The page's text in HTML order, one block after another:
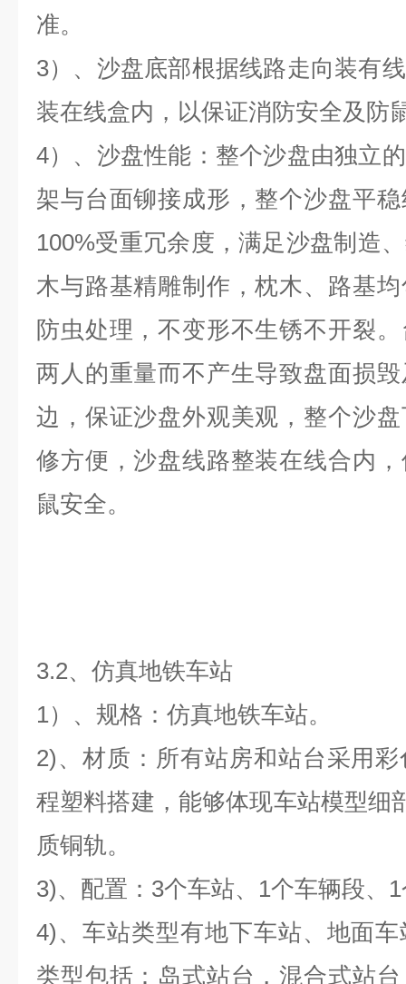
准。
3） 、沙盘底部根据线路走向装有
装在线盒内，以保证消防安全及防
4） 、沙盘性能：整个沙盘由独立
架与台面铆接成形，整个沙盘平
100%受重冗余度，满足沙盘制造
木与路基精雕制作，枕木、路基
防虫处理，不变形不生锈不开裂
两人的重量而不产生导致盘面损
边，保证沙盘外观美观，整个沙
修方便，沙盘线路整装在线合内
鼠安全。
3.2、仿真地铁车站
1）、规格：仿真地铁车站。
2)、材质：所有站房和站台采用
程塑料搭建，能够体现车站模型细
质铜轨。
3)、配置：3个车站、1个车辆段、
4)、车站类型有地下车站、地面
类型包括：岛式站台，混合式站